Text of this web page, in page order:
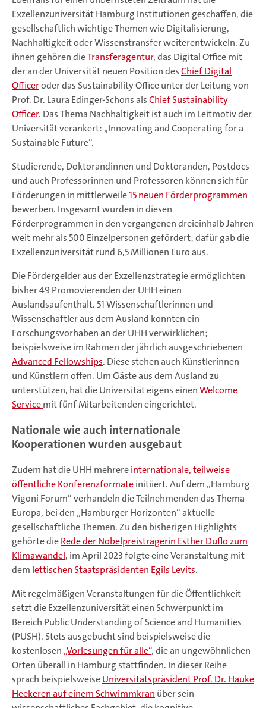
Exzellenzuniversität Hamburg Institutionen geschaffen, die
gesellschaftlich wichtige Themen wie Digitalisierung,
Nachhaltigkeit oder Wissenstransfer weiterentwickeln. Zu
ihnen gehören dieTransferagentur,das Digital Office mit
der an der Universität neuen Position desChief Digital
Officeroder das Sustainability Office unter der Leitung von
Prof. Dr. Laura Edinger-Schons alsChief Sustainability
Officer. Das Thema Nachhaltigkeit ist auch im Leitmotiv der
Universität verankert: „Innovating and Cooperating for a
Sustainable Future“.
Studierende, Doktorandinnen und Doktoranden, Postdocs
und auch Professorinnen und Professoren können sich für
Förderungen in mittlerweile15 neuen Förderprogrammen
bewerben. Insgesamt wurden in diesen
Förderprogrammen in den vergangenen dreieinhalb Jahren
weit mehr als 500 Einzelpersonen gefördert; dafür gab die
Exzellenzuniversität rund 6,5 Millionen Euro aus.
Die Fördergelder aus der Exzellenzstrategie ermöglichten
bisher 49 Promovierenden der UHH einen
Auslandsaufenthalt. 51 Wissenschaftlerinnen und
Wissenschaftler aus dem Ausland konnten ein
Forschungsvorhaben an der UHH verwirklichen;
beispielsweise im Rahmen der jährlich ausgeschriebenen
Advanced Fellowships. Diese stehen auch Künstlerinnen
und Künstlern offen. Um Gäste aus dem Ausland zu
unterstützen, hat die Universität eigens einenWelcome
Servicemit fünf Mitarbeitenden eingerichtet.
Nationale wie auch internationale
Kooperationen wurden ausgebaut
Zudem hat die UHH mehrereinternationale, teilweise
öffentliche Konferenzformateinitiiert. Auf dem „Hamburg
Vigoni Forum“ verhandeln die Teilnehmenden das Thema
Europa, bei den „Hamburger Horizonten“ aktuelle
gesellschaftliche Themen. Zu den bisherigen Highlights
gehörte dieRede der Nobelpreisträgerin Esther Duflo zum
Klimawandel, im April 2023 folgte eine Veranstaltung mit
dem lettischen Staatspräsidenten Egils Levits.
Mit regelmäßigen Veranstaltungen für die Öffentlichkeit
setzt die Exzellenzuniversität einen Schwerpunkt im
Bereich Public Understanding of Science and Humanities
(PUSH). Stets ausgebucht sind beispielsweise die
kostenlosen „Vorlesungen für alle“, die an ungewöhnlichen
Orten überall in Hamburg stattfinden. In dieser Reihe
sprach beispielsweiseUniversitätspräsident Prof. Dr. Hauke
Heekeren auf einem Schwimmkran über sein